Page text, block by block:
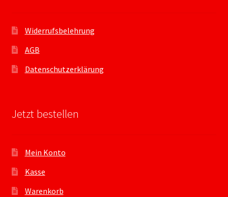
Widerrufsbelehrung
AGB
Datenschutzerklärung
Jetzt bestellen
Mein Konto
Kasse
Warenkorb